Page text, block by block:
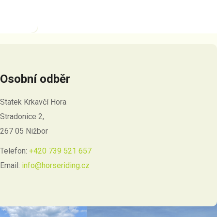
Osobní odběr
Statek Krkavčí Hora
Stradonice 2,
267 05 Nižbor
Telefon: +420 739 521 657
Email: info@horseriding.cz